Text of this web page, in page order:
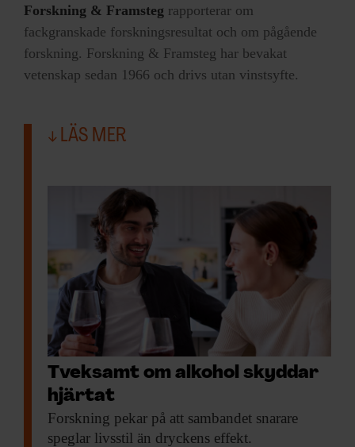
Forskning & Framsteg rapporterar om
fackgranskade forskningsresultat och om pågående
forskning. Forskning & Framsteg har bevakat
vetenskap sedan 1966 och drivs utan vinstsyfte.
LÄS MER
Tveksamt om alkohol skyddar
hjärtat
Forskning pekar på att sambandet snarare
speglar livsstil än dryckens effekt.